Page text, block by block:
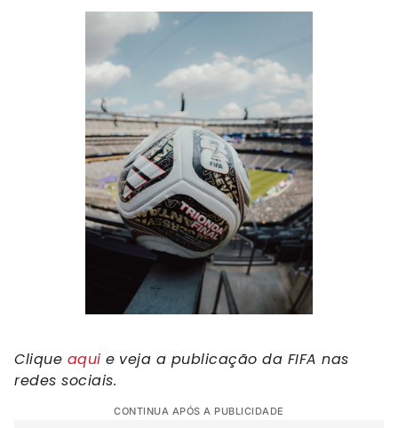
Clique aqui e veja a publicação da FIFA nas
redes sociais.
CONTINUA APÓS A PUBLICIDADE